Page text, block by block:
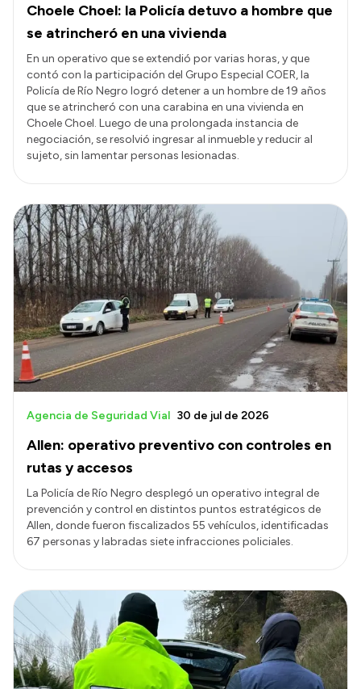
Consulta de pago a proveedores
Convocatorias
Intranet
Login
Choele Choel: la Policía detuvo a hombre que
se atrincheró en una vivienda
En un operativo que se extendió por varias horas, y que
contó con la participación del Grupo Especial COER, la
Policía de Río Negro logró detener a un hombre de 19 años
que se atrincheró con una carabina en una vivienda en
Choele Choel. Luego de una prolongada instancia de
negociación, se resolvió ingresar al inmueble y reducir al
sujeto, sin lamentar personas lesionadas.
Allen: operativo preventivo con controles en
rutas y accesos
Agencia de Seguridad Vial 30 de jul de 2026
La Policía de Río Negro desplegó un operativo integral de
prevención y control en distintos puntos estratégicos de
Allen, donde fueron fiscalizados 55 vehículos, identificadas
67 personas y labradas siete infracciones policiales.